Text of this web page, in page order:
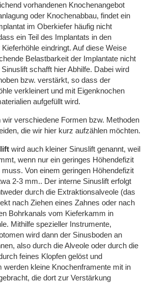
vorhandenen Knochenangebot
oder Knochenabbau, findet ein
im Oberkiefer häufig nicht
ein Teil des Implantats in den
eindringt. Auf diese Weise
Belastbarkeit der Implantate nicht
schafft hier Abhilfe. Dabei wird
bzw. verstärkt, so dass der
verkleinert und mit Eigenknochen
aufgefüllt wird.
verschiedene Formen bzw. Methoden
die wir hier kurz aufzählen möchten.
wird auch kleiner Sinuslift genannt, weil
wenn nur ein geringes Höhendefizit
Von einem geringen Höhendefizit
2-3 mm.. Der interne Sinuslift erfolgt
durch die Extraktionsalveole (das
nach Ziehen eines Zahnes oder nach
Bohrkanals vom Kieferkamm in
Mithilfe spezieller Instrumente,
wird dann der Sinusboden an
also durch die Alveole oder durch die
feines Klopfen gelöst und
werden kleine Knochenframente mit in
die dort zur Verstärkung